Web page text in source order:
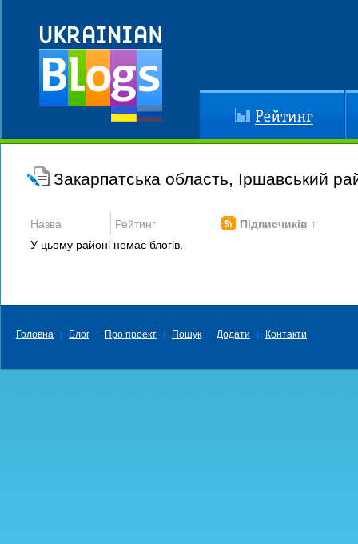
Рейтинг
Закарпатська область, Іршавський
Назва Рейтинг
Підписчиків ↑
У цьому районі немає блогів.
Головна Блог Про проект Пошук Додати Контакти